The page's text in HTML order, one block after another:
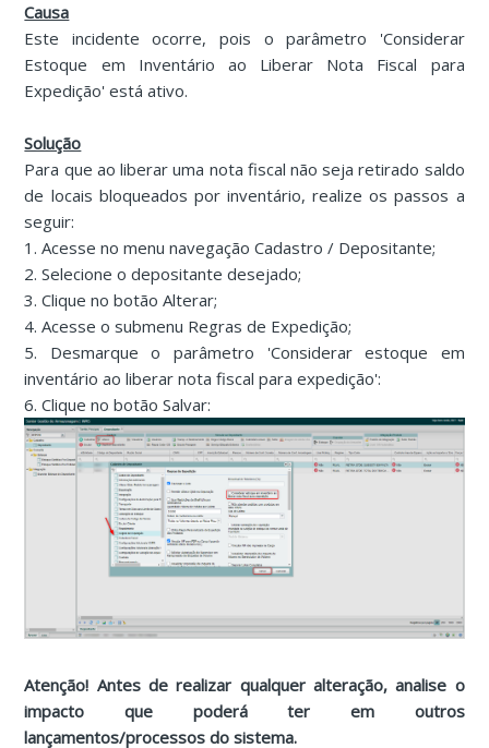
Causa
Este incidente ocorre, pois o parâmetro 'Considerar
Estoque em Inventário ao Liberar Nota Fiscal para
Expedição' está ativo.
Solução
Para que ao liberar uma nota fiscal não seja retirado saldo
de locais bloqueados por inventário, realize os passos a
seguir:
1. Acesse no menu navegação Cadastro / Depositante;
2. Selecione o depositante desejado;
3. Clique no botão Alterar;
4. Acesse o submenu Regras de Expedição;
5. Desmarque o parâmetro 'Considerar estoque em
inventário ao liberar nota fiscal para expedição':
6. Clique no botão Salvar:
Atenção! Antes de realizar qualquer alteração, analise o
impacto que poderá ter em outros
lançamentos/processos do sistema.